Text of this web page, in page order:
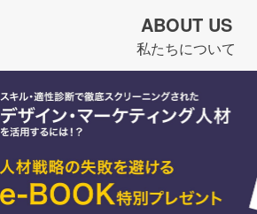
ABOUT US
私たちについて